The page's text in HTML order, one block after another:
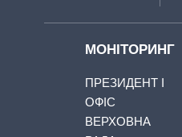
МОНІТОРИНГ
ПРЕЗИДЕНТ І
ОФІС
ВЕРХОВНА